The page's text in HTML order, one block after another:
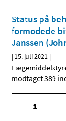
Status på
formodede
Janssen
| 15. juli 2021 |
modtaget 389
1